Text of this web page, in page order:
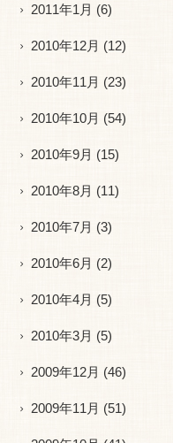
2011年1月 (6)
2010年12月 (12)
2010年11月 (23)
2010年10月 (54)
2010年9月 (15)
2010年8月 (11)
2010年7月 (3)
2010年6月 (2)
2010年4月 (5)
2010年3月 (5)
2009年12月 (46)
2009年11月 (51)